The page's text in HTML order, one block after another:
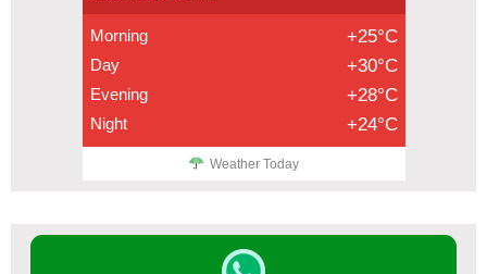
Morning +25°C
Day +30°C
Evening +28°C
Night +24°C
Weather Today